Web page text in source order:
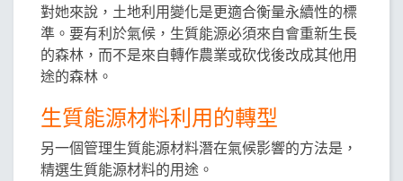
對她來說，土地利用變化是更適合衡量永續性的標
準。要有利於氣候，生質能源必須來自會重新生長
的森林，而不是來自轉作農業或砍伐後改成其他用
途的森林。
生質能源材料利用的轉型
另一個管理生質能源材料潛在氣候影響的方法是，
精選生質能源材料的用途。